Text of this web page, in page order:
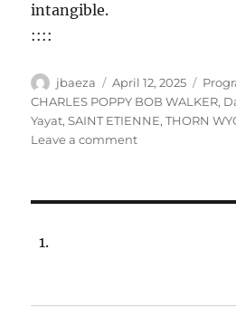
intangible.
::::
Author
jbaeza
Posted
on
April 12, 2025
CHARLES POPPY BOB WALKER,
Yayat,SAINT ETIENNE,THORN
Leave a commenton
hrs